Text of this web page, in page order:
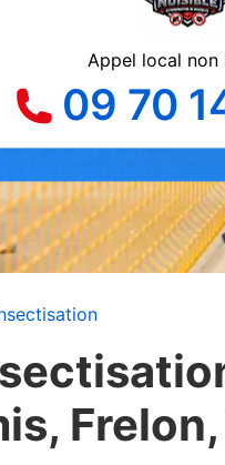
Appel local non
09 70